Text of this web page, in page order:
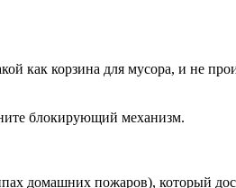
как корзина для мусора, и не
блокирующий механизм.
домашних пожаров), который